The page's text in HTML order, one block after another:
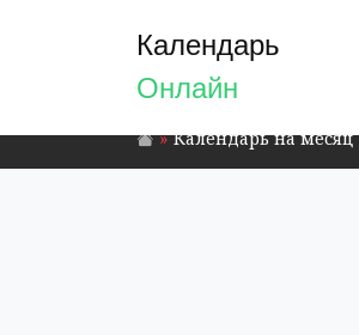
Календарь
Онлайн
Календарь на месяц